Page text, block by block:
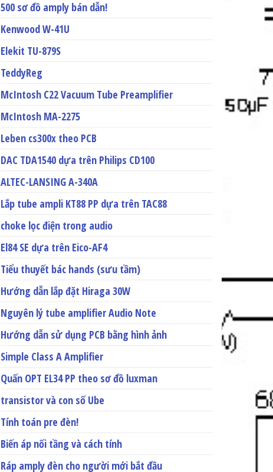
500 sơ đồ amply bán dẫn!
Kenwood W-41U
Elekit TU-879S
TeddyReg
McIntosh C22 Vacuum Tube Preamplifier
McIntosh MA-2275
Leben cs300x theo PCB
DAC TDA1540 dựa trên Philips CD100
ALTEC-LANSING A-340A
Lắp tube ampli KT88 PP dựa trên TAC88
choke lọc điện trong audio
El84 SE dựa trên Eico-AF4
Tiểu thuyết bác hands (sưu tầm)
Hướng dẫn lắp đặt Hiraga 30W
Nguyên lý tube amplifier Audio Note
Hướng dẫn sử dụng PCB bằng hình ảnh
Simple Class A Amplifier
Quấn OPT EL34 PP theo sơ đồ luxman
transistor và con số Ube
Tính toán pre đèn!
Biến áp nối tầng và cách tính
Ráp amply đèn cho người mới bắt đầu